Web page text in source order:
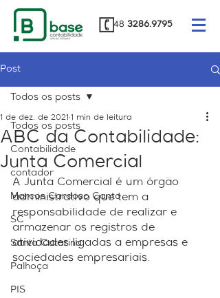
48 3286.9795
Post
Todos os posts
Contabilidade
contador
Marcos Cardoso Canto
SC
Santa Catarina
Palhoça
PIS
Todos os posts
ABC da Contabilidade:
Junta Comercial
1 de dez. de 2021 1 min de leitura
A Junta Comercial é um órgão
administrativo que tem a
responsabilidade de realizar e
armazenar os registros de
atividades ligadas a empresas e
sociedades empresariais.